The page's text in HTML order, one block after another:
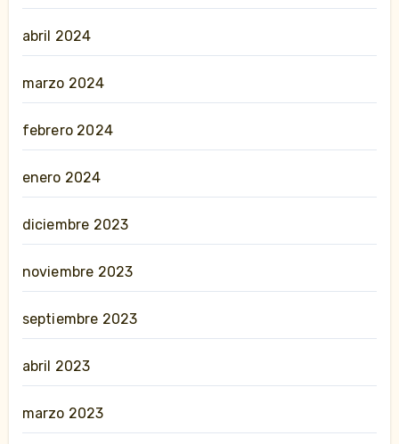
abril 2024
marzo 2024
febrero 2024
enero 2024
diciembre 2023
noviembre 2023
septiembre 2023
abril 2023
marzo 2023